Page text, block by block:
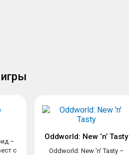
–
с
Oddworld: New ‘n’ Tasty
Oddworld: New 'n' Tasty –